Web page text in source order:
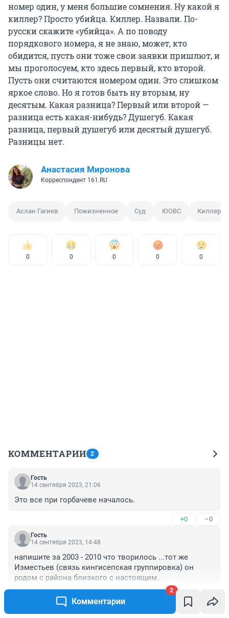
Комментарии
2
номер один, у меня большие сомнения. Ну какой я
киллер? Просто убийца. Киллер. Назвали. По-
русски скажите «убийца». А по поводу
порядкового номера, я не знаю, может, кто
обидится, пусть они тоже свои заявки пришлют, и
мы проголосуем, кто здесь первый, кто второй.
Пусть они считаются номером один. Это слишком
яркое слово. Но я готов быть ну вторым, ну
десятым. Какая разница? Первый или второй —
разница есть какая-нибудь? Душегуб. Какая
разница, первый душегуб или десятый душегуб.
Разницы нет.
Анастасия Миронова
Корреспондент 161.RU
Аслан Гагиев Пожизненное Суд ЮОВС Киллер
0 0 0 0 0
КОММЕНТАРИИ 2
Гость
14 сентября 2023, 21:06
Это все при горбачеве началось.
+0 –0
Гость
14 сентября 2023, 14:48
напишите за 2003 - 2010 что творилось ...тот же
Изместьев (связь кингисепская группировка) он
родом с района близкого с настоящим..
+0